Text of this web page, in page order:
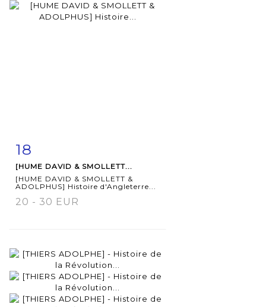
Item detail
18
[HUME DAVID & SMOLLETT...
[HUME DAVID & SMOLLETT &
ADOLPHUS] Histoire d'Angleterre...
20 - 30 EUR